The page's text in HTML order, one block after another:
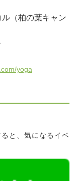
（柏の葉キャン
yoga
と、気になるイベ